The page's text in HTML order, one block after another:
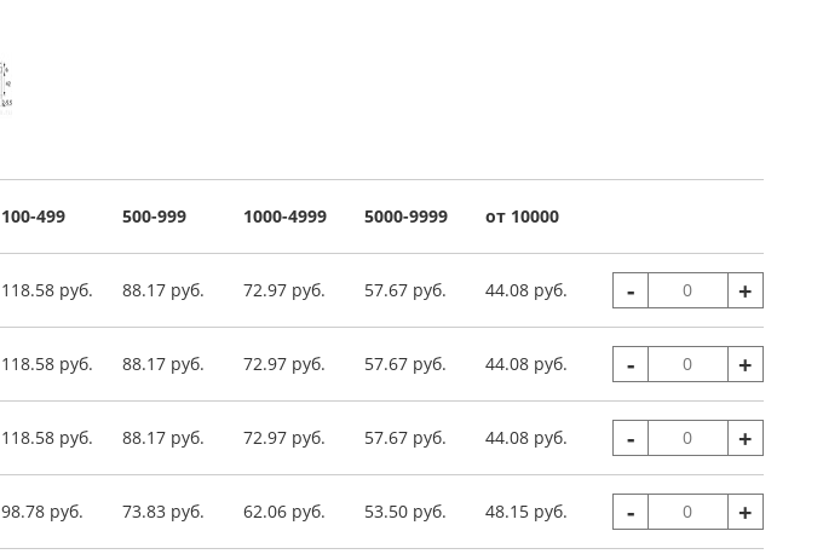
100-499 500-999 1000-4999 5000-9999 от 10000
118.58 руб. 88.17 руб. 72.97 руб. 57.67 руб. 44.08 руб. - +
118.58 руб. 88.17 руб. 72.97 руб. 57.67 руб. 44.08 руб. - +
118.58 руб. 88.17 руб. 72.97 руб. 57.67 руб. 44.08 руб. - +
98.78 руб. 73.83 руб. 62.06 руб. 53.50 руб. 48.15 руб. - +